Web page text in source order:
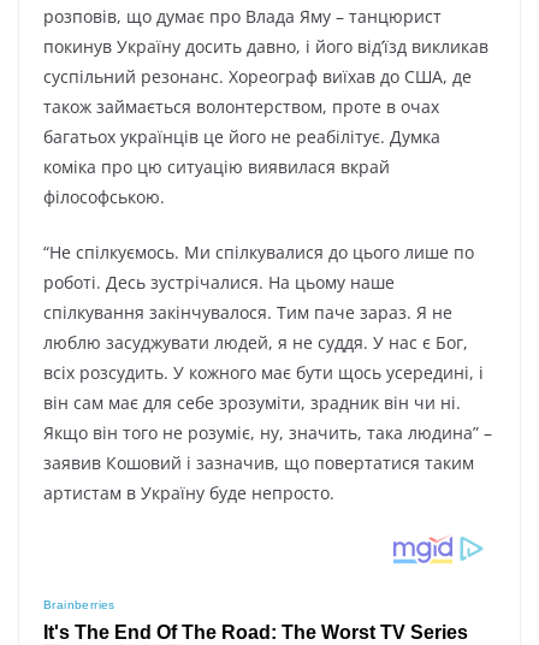
розповів, що думає про Влада Яму – танцюрист
покинув Україну досить давно, і його від’їзд викликав
суспільний резонанс. Хореограф виїхав до США, де
також займається волонтерством, проте в очах
багатьох українців це його не реабілітує. Думка
коміка про цю ситуацію виявилася вкрай
філософською.
“Не спілкуємось. Ми спілкувалися до цього лише по
роботі. Десь зустрічалися. На цьому наше
спілкування закінчувалося. Тим паче зараз. Я не
люблю засуджувати людей, я не суддя. У нас є Бог,
всіх розсудить. У кожного має бути щось усередині, і
він сам має для себе зрозуміти, зрадник він чи ні.
Якщо він того не розуміє, ну, значить, така людина” –
заявив Кошовий і зазначив, що повертатися таким
артистам в Україну буде непросто.